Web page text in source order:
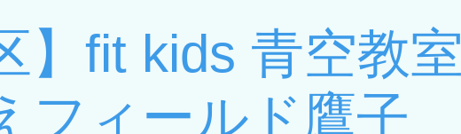
】fit kids 青空教室
フィールド鷹子